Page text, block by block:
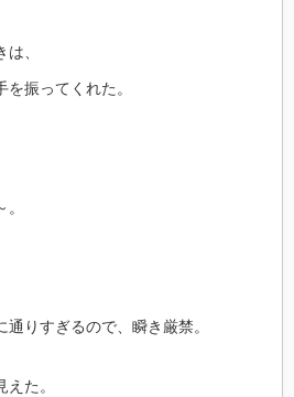
、
振ってくれた。
りすぎるので、瞬き厳禁。
た。